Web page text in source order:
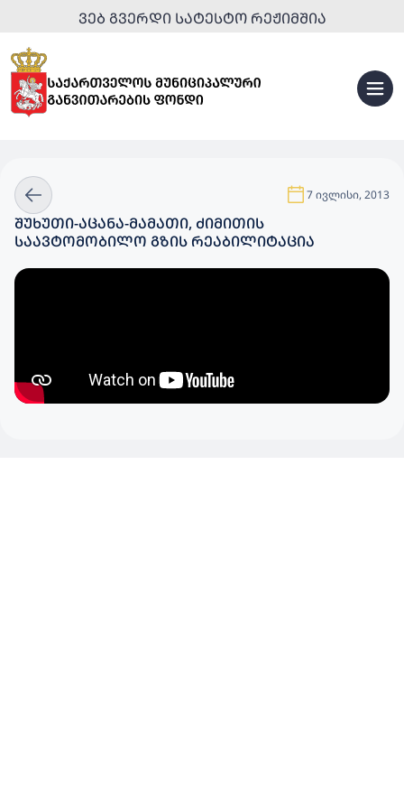
ᲕᲔᲑ ᲒᲕᲔᲠᲓᲘ ᲡᲐᲢᲔᲡᲢᲝ ᲠᲔᲟᲘᲛᲨᲘᲐ
7 ივლისი, 2013
ᲨᲣᲮᲣᲗᲘ-ᲐᲪᲐᲜᲐ-ᲛᲐᲛᲐᲗᲘ, ᲫᲘᲛᲘᲗᲘᲡ
ᲡᲐᲐᲕᲢᲝᲛᲝᲑᲘᲚᲝ ᲒᲖᲘᲡ ᲠᲔᲐᲑᲘᲚᲘᲢᲐᲪᲘᲐ